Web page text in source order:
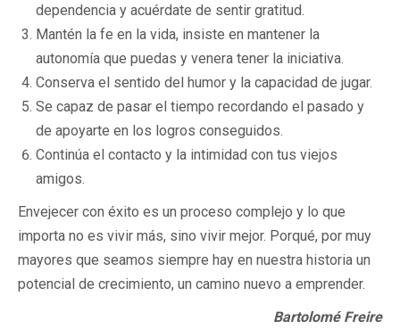
dependencia y acuérdate de sentir gratitud.
Mantén la fe en la vida, insiste en mantener la
autonomía que puedas y venera tener la iniciativa.
Conserva el sentido del humor y la capacidad de jugar.
Se capaz de pasar el tiempo recordando el pasado y
de apoyarte en los logros conseguidos.
Continúa el contacto y la intimidad con tus viejos
amigos.
Envejecer con éxito es un proceso complejo y lo que
importa no es vivir más, sino vivir mejor. Porqué, por muy
mayores que seamos siempre hay en nuestra historia un
potencial de crecimiento, un camino nuevo a emprender.
Bartolomé Freire